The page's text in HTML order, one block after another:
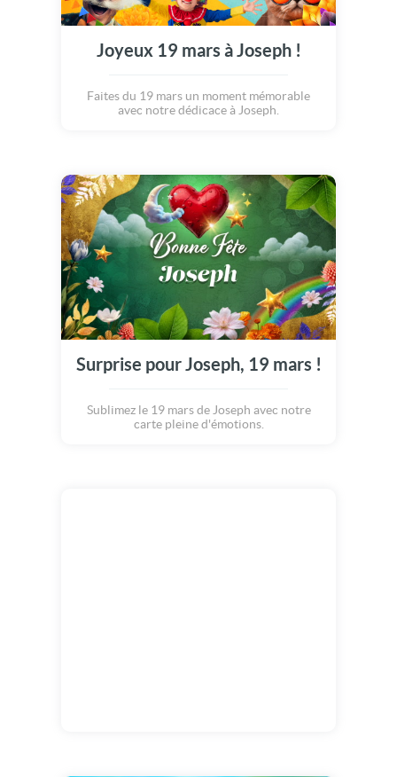
Joyeux 19 mars à Joseph !
Faites du 19 mars un moment mémorable
avec notre dédicace à Joseph.
Surprise pour Joseph, 19 mars !
Sublimez le 19 mars de Joseph avec notre
carte pleine d'émotions.